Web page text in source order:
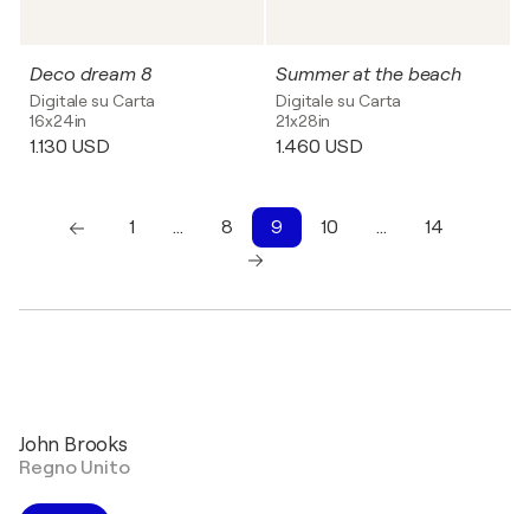
Deco dream 8
Digitale su Carta
16x24in
1.130 USD
Summer at the beach
Digitale su Carta
21x28in
1.460 USD
1 … 8 9 10 … 14
John Brooks
Regno Unito